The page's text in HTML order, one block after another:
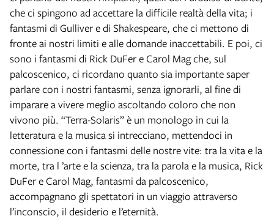
che ci spingono ad accettare la difficile realtà della vita; i
fantasmi di Gulliver e di Shakespeare, che ci mettono di
fronte ai nostri limiti e alle domande inaccettabili. E poi, ci
sono i fantasmi di Rick DuFer e Carol Mag che, sul
palcoscenico, ci ricordano quanto sia importante saper
parlare con i nostri fantasmi, senza ignorarli, al fine di
imparare a vivere meglio ascoltando coloro che non
vivono più. “Terra-Solaris” è un monologo in cui la
letteratura e la musica si intrecciano, mettendoci in
connessione con i fantasmi delle nostre vite: tra la vita e la
morte, tra l ’arte e la scienza, tra la parola e la musica, Rick
DuFer e Carol Mag, fantasmi da palcoscenico,
accompagnano gli spettatori in un viaggio attraverso
l’inconscio, il desiderio e l’eternità.